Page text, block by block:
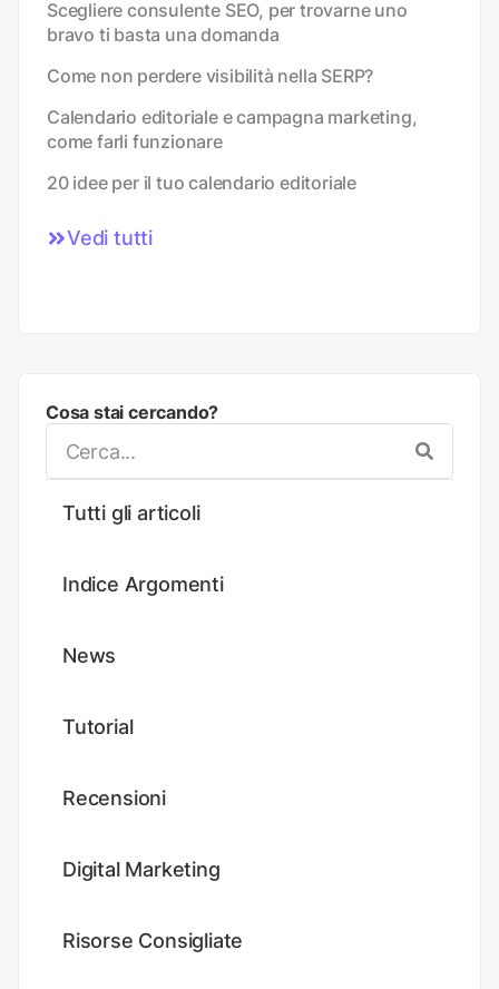
Scegliere consulente SEO, per trovarne uno
bravo ti basta una domanda
Come non perdere visibilità nella SERP?
Calendario editoriale e campagna marketing,
come farli funzionare
20 idee per il tuo calendario editoriale
Vedi tutti
Cosa stai cercando?
Tutti gli articoli
Indice Argomenti
News
Tutorial
Recensioni
Digital Marketing
Risorse Consigliate